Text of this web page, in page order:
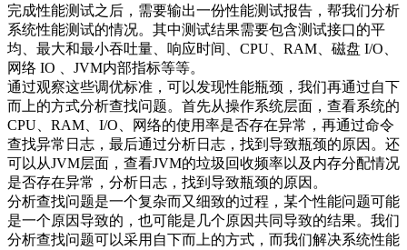
完成性能测试之后，需要输出一份性能测试报告，帮我们分析
系统性能测试的情况。其中测试结果需要包含测试接口的平
均、最大和最小吞吐量、响应时间、CPU、RAM、磁盘 I/O、
网络 IO 、JVM内部指标等等。
通过观察这些调优标准，可以发现性能瓶颈，我们再通过自下
而上的方式分析查找问题。首先从操作系统层面，查看系统的
CPU、RAM、I/O、网络的使用率是否存在异常，再通过命令
查找异常日志，最后通过分析日志，找到导致瓶颈的原因。还
可以从JVM层面，查看JVM的垃圾回收频率以及内存分配情况
是否存在异常，分析日志，找到导致瓶颈的原因。
分析查找问题是一个复杂而又细致的过程，某个性能问题可能
是一个原因导致的，也可能是几个原因共同导致的结果。我们
分析查找问题可以采用自下而上的方式，而我们解决系统性能